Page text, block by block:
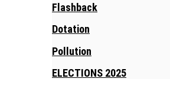
Flashback
Dotation
Pollution
ELECTIONS 2025